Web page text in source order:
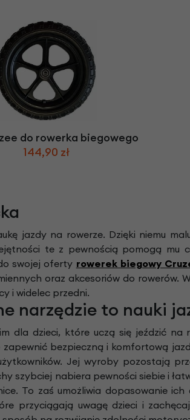
do rowerka biegowego
144,90 zł
jazdy na rowerze. Dzięki niemu
te z pewnością pomogą mu
swojej oferty rowerek biegowy
oraz akcesoriów do rowerów.
i widelec przedni.
narzędzie to nauki
dla dzieci, które uczą się jeździć
bezpieczną i komfortową
Jej wyroby pozostają
szybciej nabiera pewności siebie i
To zaś umożliwia dopasowanie
przyciągają uwagę dzieci i